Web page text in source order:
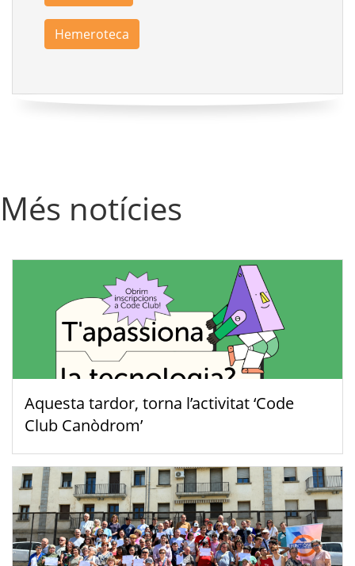
Hemeroteca
Més notícies
Aquesta tardor, torna l’activitat ‘Code
Club Canòdrom’